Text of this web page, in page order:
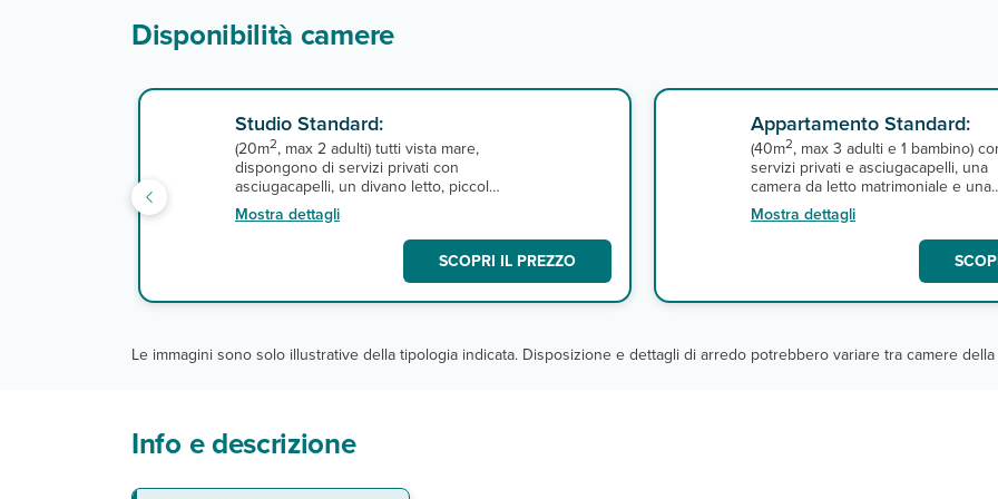
Disponibilità camere
Studio Standard:
(20m2, max 2 adulti) tutti vista mare,
dispongono di servizi privati con
asciugacapelli, un divano letto, piccolo
angolo cottura attrezzato, aria
condizionata, tv, connessione wi-fi
gratuita e balcone. A pagamento,
cassetta di sicurezza. Servizio di pulizia
e il cambio di asciugamani sono
previsti 3 volte alla settimana, il cambio
Mostra dettagli
SCOPRI IL PREZZO
Appartamento Standard:
(40m2, max 3 adulti e 1 bambino)
servizi privati e asciugacapelli, una
camera da letto matrimoniale e una
zona giorno con divano letto, piccolo
angolo cottura attrezzato, aria
condizionata, tv, connessione wi-fi
gratuita e balcone. A pagamento,
cassetta di sicurezza. Servizio di
e il cambio di asciugamani sono
Mostra dettagli
Le immagini sono solo illustrative della tipologia indicata. Disposizione e dettagli di arredo potrebbero variare tra camere
Info e descrizione